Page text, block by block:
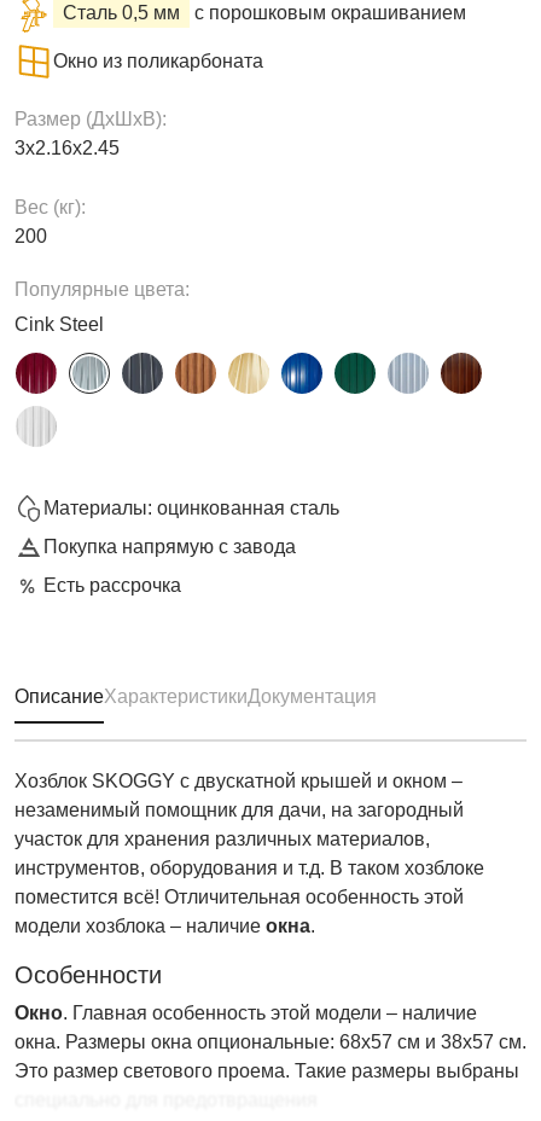
Сталь 0,5 мм с порошковым окрашиванием
Окно из поликарбоната
Размер (ДxШxВ):
3х2.16х2.45
Вес (кг):
200
Популярные цвета:
Cink Steel
Материалы: оцинкованная сталь
Покупка напрямую с завода
Есть рассрочка
ОписаниеХарактеристикиДокументация
Хозблок SKOGGY с двускатной крышей и окном –
незаменимый помощник для дачи, на загородный
участок для хранения различных материалов,
инструментов, оборудования и т.д. В таком хозблоке
поместится всё! Отличительная особенность этой
модели хозблока – наличие окна.
Особенности
Окно. Главная особенность этой модели – наличие
окна. Размеры окна опциональные: 68х57 см и 38х57 см.
Это размер светового проема. Такие размеры выбраны